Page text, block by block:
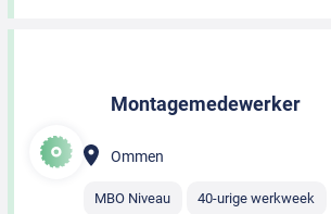
Montagemedewerker
Ommen
MBO Niveau 40-urige werkweek